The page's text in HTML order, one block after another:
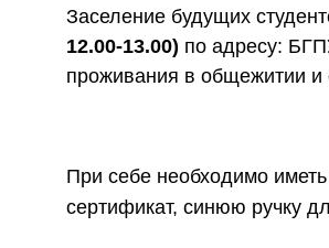
Заселение будущих
12.00-13.00) по адресу:
проживания в общежитии
При себе необходимо
сертификат, синюю ручку